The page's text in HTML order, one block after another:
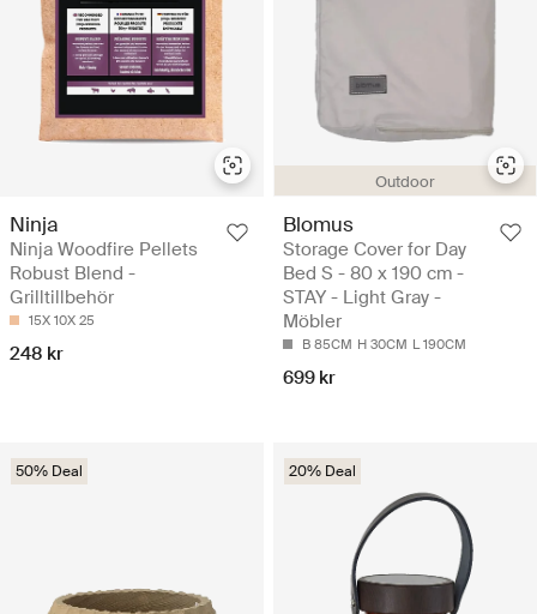
Ninja
Ninja Woodfire Pellets
Robust Blend -
Grilltillbehör
15X 10X 25
248 kr
Outdoor
Blomus
Storage Cover for Day
Bed S - 80 x 190 cm -
STAY - Light Gray -
Möbler
B 85CM H 30CM L 190CM
699 kr
50% Deal 20% Deal